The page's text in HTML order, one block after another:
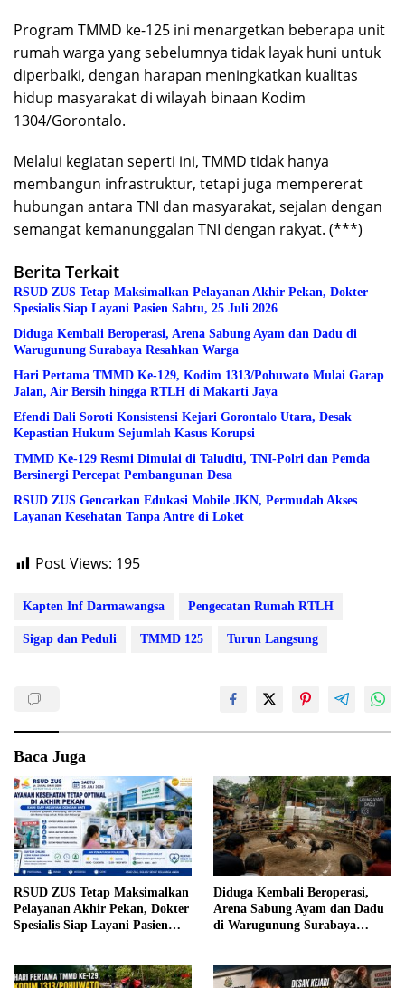
Program TMMD ke-125 ini menargetkan beberapa unit
rumah warga yang sebelumnya tidak layak huni untuk
diperbaiki, dengan harapan meningkatkan kualitas
hidup masyarakat di wilayah binaan Kodim
1304/Gorontalo.
Melalui kegiatan seperti ini, TMMD tidak hanya
membangun infrastruktur, tetapi juga mempererat
hubungan antara TNI dan masyarakat, sejalan dengan
semangat kemanunggalan TNI dengan rakyat. (***)
Berita Terkait
RSUD ZUS Tetap Maksimalkan Pelayanan Akhir Pekan, Dokter
Spesialis Siap Layani Pasien Sabtu, 25 Juli 2026
Diduga Kembali Beroperasi, Arena Sabung Ayam dan Dadu di
Warugunung Surabaya Resahkan Warga
Hari Pertama TMMD Ke-129, Kodim 1313/Pohuwato Mulai Garap
Jalan, Air Bersih hingga RTLH di Makarti Jaya
Efendi Dali Soroti Konsistensi Kejari Gorontalo Utara, Desak
Kepastian Hukum Sejumlah Kasus Korupsi
TMMD Ke-129 Resmi Dimulai di Taluditi, TNI-Polri dan Pemda
Bersinergi Percepat Pembangunan Desa
RSUD ZUS Gencarkan Edukasi Mobile JKN, Permudah Akses
Layanan Kesehatan Tanpa Antre di Loket
Post Views: 195
Kapten Inf Darmawangsa Pengecatan Rumah RTLH
Sigap dan Peduli TMMD 125 Turun Langsung
Baca Juga
RSUD ZUS Tetap Maksimalkan
Pelayanan Akhir Pekan, Dokter
Spesialis Siap Layani Pasien
Diduga Kembali Beroperasi,
Arena Sabung Ayam dan Dadu
di Warugunung Surabaya